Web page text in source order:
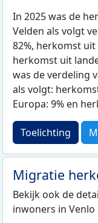
In 2025 was de
Velden als volgt
82%, herkomst uit
herkomst uit
was de verdeling
als volgt:
Europa: 9% en
Toelichting
Migratie
Bekijk ook de
inwoners in Venlo